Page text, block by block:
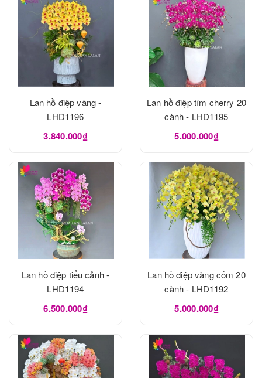
Lan hồ điệp vàng -
LHD1196
3.840.000₫
Lan hồ điệp tím cherry 20
cành - LHD1195
5.000.000₫
Lan hồ điệp tiểu cảnh -
LHD1194
6.500.000₫
Lan hồ điệp vàng cốm 20
cành - LHD1192
5.000.000₫